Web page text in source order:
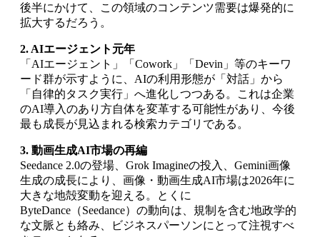
後半にかけて、この領域のコンテンツ需要は爆発的に
拡大するだろう。
2. AIエージェント元年
「AIエージェント」「Cowork」「Devin」等のキーワ
ード群が示すように、AIの利用形態が「対話」から
「自律的タスク実行」へ進化しつつある。これは企業
のAI導入のあり方自体を変革する可能性があり、今後
最も成長が見込まれる検索カテゴリである。
3. 動画生成AI市場の再編
Seedance 2.0の登場、Grok Imagineの投入、Gemini画像
生成の成長により、画像・動画生成AI市場は2026年に
大きな地殻変動を迎える。とくに
ByteDance（Seedance）の動向は、規制を含む地政学的
な文脈とも絡み、ビジネスパーソンにとって注視すべ